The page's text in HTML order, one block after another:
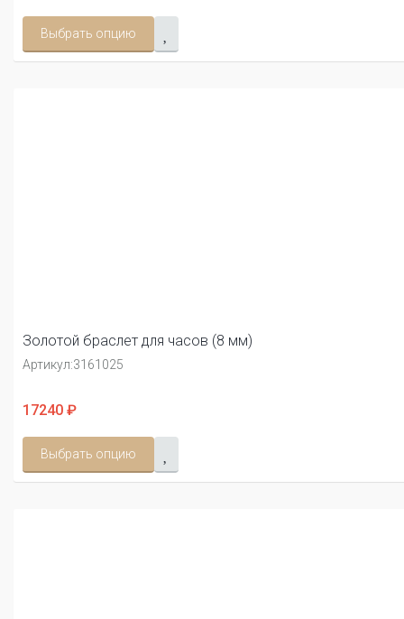
Выбрать опцию
Золотой браслет для часов (8 мм)
Артикул:3161025
17240 ₽
Выбрать опцию